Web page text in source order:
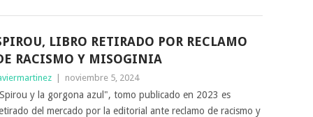
LIBRO RETIRADO POR RECLAMO
RACISMO Y MISOGINIA
| noviembre 5, 2024
y la gorgona azul", tomo publicado en 2023 es
del mercado por la editorial ante reclamo de racismo y